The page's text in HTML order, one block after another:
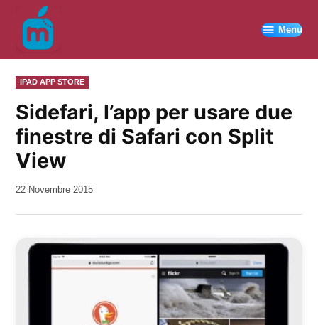
contenuto
Menu
PUBBLICATO
IN
IPAD APP STORE
Sidefari, l’app per usare due
finestre di Safari con Split
View
da
22 Novembre 2015